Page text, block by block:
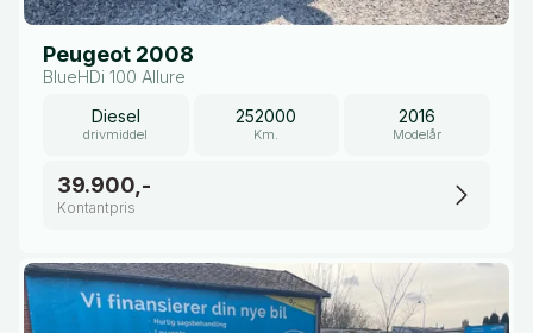
Peugeot 2008
BlueHDi 100 Allure
Diesel
drivmiddel
252000
Km.
2016
Modelår
39.900,-
Kontantpris